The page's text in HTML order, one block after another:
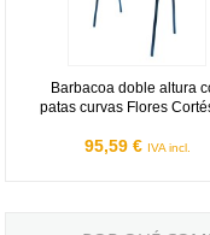
Barbacoa doble altura
patas curvas Flores
95,59 € IVA incl.